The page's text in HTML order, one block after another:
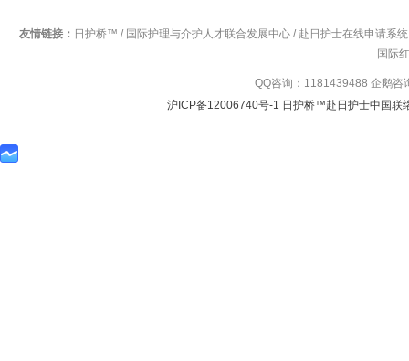
友情链接： 日护桥™ / 国际护理与介护人才联合发展中心 / 赴日护士在线申请系统
国际
QQ咨询：1181439488 企鹅咨
沪ICP备12006740号-1 日护桥™赴日护士中国联